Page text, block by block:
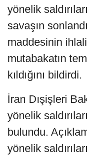
yönelik
savaşın
maddesinin
mutabakatın
kıldığını bildirdi.
İran Dışişleri
yönelik
bulundu.
yönelik